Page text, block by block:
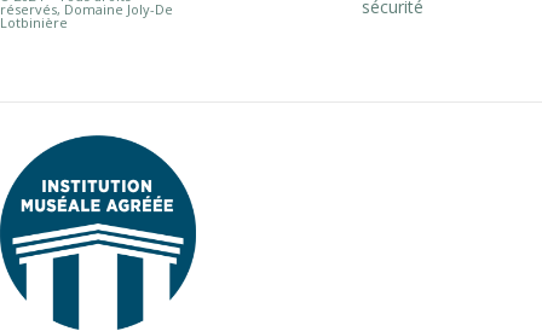
réservés, Domaine Joly-De
Lotbinière
sécurité